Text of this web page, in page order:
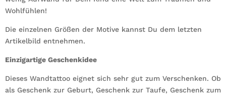
Wohlfühlen!
Die einzelnen Größen der Motive kannst Du dem letzten
Artikelbild entnehmen.
Einzigartige Geschenkidee
Dieses Wandtattoo eignet sich sehr gut zum Verschenken. Ob
als Geschenk zur Geburt, Geschenk zur Taufe, Geschenk zum